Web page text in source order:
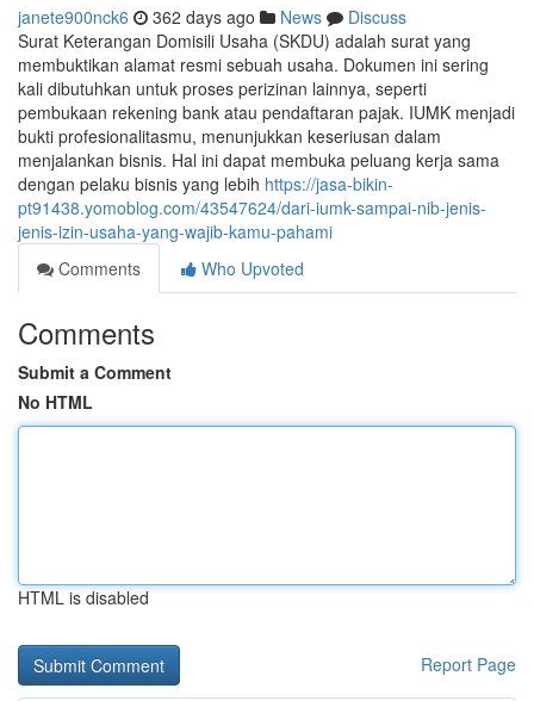
janete900nck6 362 days ago News
Discuss
Surat Keterangan Domisili Usaha (SKDU) adalah surat yang
membuktikan alamat resmi sebuah usaha. Dokumen ini sering
kali dibutuhkan untuk proses perizinan lainnya, seperti
pembukaan rekening bank atau pendaftaran pajak. IUMK menjadi
bukti profesionalitasmu, menunjukkan keseriusan dalam
menjalankan bisnis. Hal ini dapat membuka peluang kerja sama
dengan pelaku bisnis yang lebih https://jasa-bikin-
pt91438.yomoblog.com/43547624/dari-iumk-sampai-nib-jenis-
jenis-izin-usaha-yang-wajib-kamu-pahami
Comments
Who Upvoted
Comments
Submit a Comment
No HTML
HTML is disabled
Report Page